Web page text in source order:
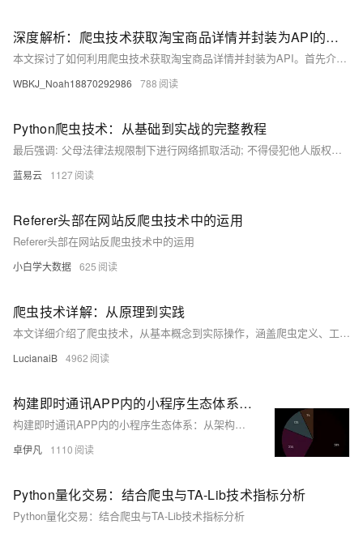
深度解析：爬虫技术获取淘宝商品详情并封装为API的全流程应用
本文探讨了如何利用爬虫技术获取淘宝商品详情并封装为API。首先介绍了爬虫的核心原理与工具，包括Python的Requests、BeautifulSoup和Scrapy等库。接着通过实战案例展示了如何分析淘宝商品页面结构、编写爬虫代码以及突破反爬虫策略。随后讲解了如何使用Flask框架将数据封装为API，并部署到服务器供外部访问。最后强调了在开发过程中需遵守法律与道德规范，确保数据使用的合法性和正当性。
WBKJ_Noah18870292986 788
Python爬虫技术：从基础到实战的完整教程
最后强调: 父母法律法规限制下进行网络抓取活动; 不得侵犯他人版权隐私利益; 同时也要注意个人安全防止泄露敏感信息.
蓝易云 1127
Referer头部在网站反爬虫技术中的运用
Referer头部在网站反爬虫技术中的运用
小白学大数据 625
爬虫技术详解：从原理到实践
本文详细介绍了爬虫技术，从基本概念到实际操作，涵盖爬虫定义、工作流程及Python实现方法。通过使用`requests`和`BeautifulSoup`库，演示了如何发送请求、解析响应、提取和保存数据，适合初学者学习。强调了遵守法律法规的重要性。
LucianaiB 4962
构建即时通讯APP内的小程序生态体系：从架构设计到技术实现-优雅草卓伊凡
构建即时通讯APP内的小程序生态体系：从架构设计到技术实现-优雅草卓伊凡
卓伊凡 1110
Python量化交易：结合爬虫与TA-Lib技术指标分析
Python量化交易：结合爬虫与TA-Lib技术指标分析